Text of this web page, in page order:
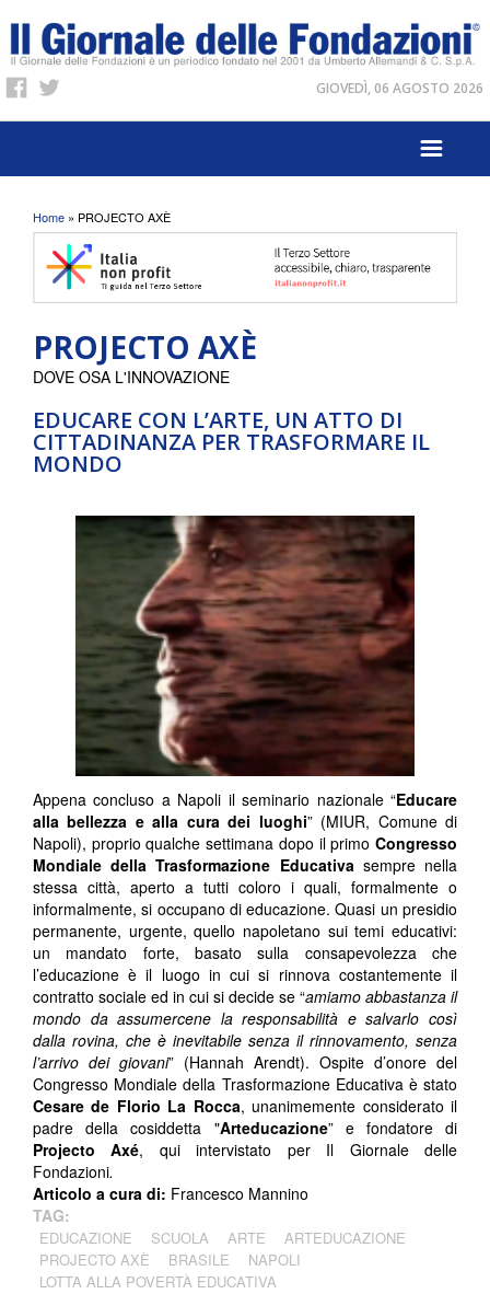
GIOVEDÌ, 06 AGOSTO 2026
Tu sei qui
Home » PROJECTO AXÈ
PROJECTO AXÈ
EDUCARE CON L’ARTE, UN ATTO DI
CITTADINANZA PER TRASFORMARE IL
MONDO
DOVE OSA L'INNOVAZIONE
Appena concluso a Napoli il seminario nazionale “Educare
alla bellezza e alla cura dei luoghi” (MIUR, Comune di
Napoli), proprio qualche settimana dopo il primo Congresso
Mondiale della Trasformazione Educativasempre nella
stessa città, aperto a tutti coloro i quali, formalmente o
informalmente, si occupano di educazione. Quasi un presidio
permanente, urgente, quello napoletano sui temi educativi:
un mandato forte, basato sulla consapevolezza che
l’educazione è il luogo in cui si rinnova costantemente il
contratto sociale ed in cui si decide se “amiamo abbastanza il
mondo da assumercene la responsabilità e salvarlo così
dalla rovina, che è inevitabile senza il rinnovamento, senza
l’arrivo dei giovani” (Hannah Arendt). Ospite d’onore del
Congresso Mondiale della Trasformazione Educativa è stato
Cesare de Florio La Rocca, unanimemente considerato il
padre della cosiddetta "Arteducazione” e fondatore di
Projecto Axé, qui intervistato per Il Giornale delle
Fondazioni.
Articolo a cura di: Francesco Mannino
TAG:
EDUCAZIONE SCUOLA ARTE
ARTEDUCAZIONE
PROJECTO AXÈ
BRASILE
NAPOLI
LOTTA ALLA POVERTÀ EDUCATIVA